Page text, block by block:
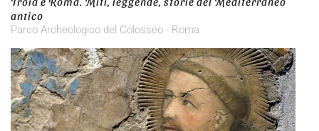
antico
Parco Archeologico del Colosseo - Roma